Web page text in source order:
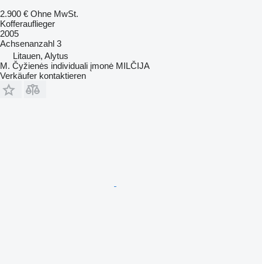
2.900 € Ohne MwSt.
Kofferauflieger
2005
Achsenanzahl 3
Litauen, Alytus
M. Čyžienės individuali įmonė MILČIJA
Verkäufer kontaktieren